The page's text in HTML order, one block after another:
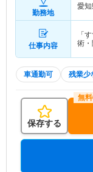
勤務地
愛
仕事内容
「す
術
車通勤可 残業少
保存する